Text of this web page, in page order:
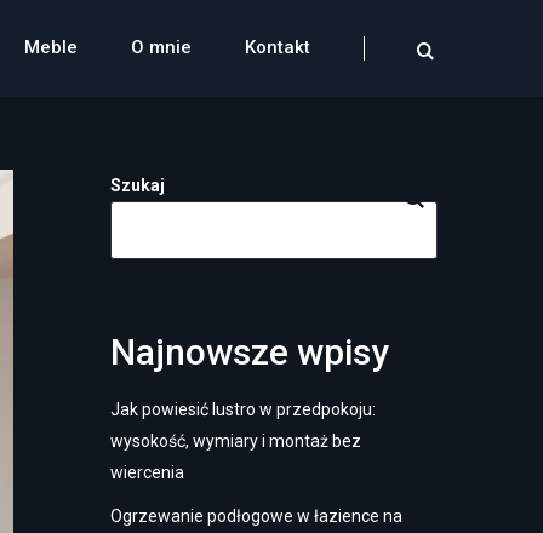
Meble O mnie Kontakt
Szukaj
Najnowsze wpisy
Jak powiesić lustro w przedpokoju:
wysokość, wymiary i montaż bez
wiercenia
Ogrzewanie podłogowe w łazience na